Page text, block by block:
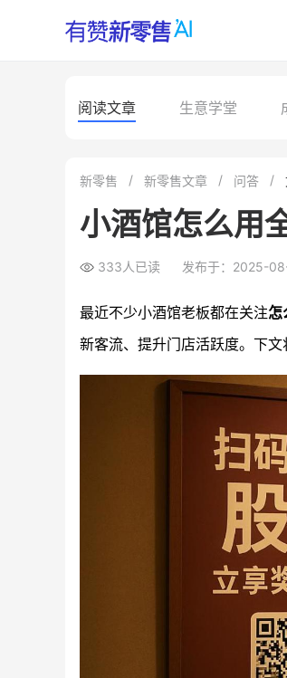
阅读文章 生意学堂
新零售 新零售文章 问答
小酒馆怎么用
333人已读 发布于：2025-
最近不少小酒馆老板都在关注怎
新客流、提升门店活跃度。下